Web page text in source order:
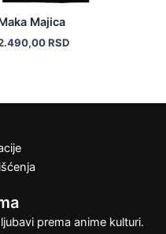
Majica
RSD
prema anime kulturi.